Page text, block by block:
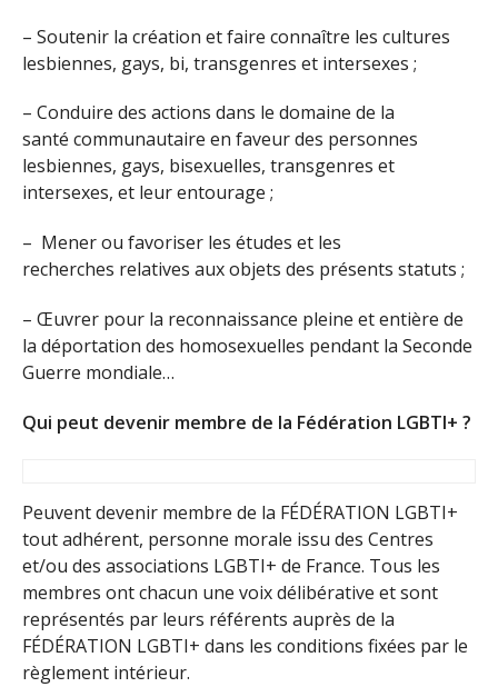
– Soutenir la création et faire connaître les cultures
lesbiennes, gays, bi, transgenres et intersexes ;
– Conduire des actions dans le domaine de la
santé communautaire en faveur des personnes
lesbiennes, gays, bisexuelles, transgenres et
intersexes, et leur entourage ;
– Mener ou favoriser les études et les
recherches relatives aux objets des présents statuts ;
– Œuvrer pour la reconnaissance pleine et entière de
la déportation des homosexuelles pendant la Seconde
Guerre mondiale…
Qui peut devenir membre de la Fédération LGBTI+ ?
Peuvent devenir membre de la FÉDÉRATION LGBTI+
tout adhérent, personne morale issu des Centres
et/ou des associations LGBTI+ de France. Tous les
membres ont chacun une voix délibérative et sont
représentés par leurs référents auprès de la
FÉDÉRATION LGBTI+ dans les conditions fixées par le
règlement intérieur.